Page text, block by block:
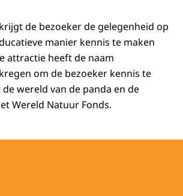
de bezoeker de gelegenheid op
manier kennis te maken
attractie heeft de naam
om de bezoeker kennis te
wereld van de panda en de
Wereld Natuur Fonds.